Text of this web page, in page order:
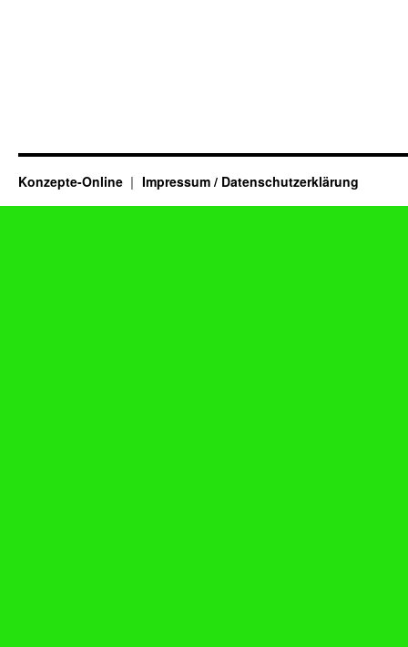
Konzepte-Online Impressum / Datenschutzerklärung